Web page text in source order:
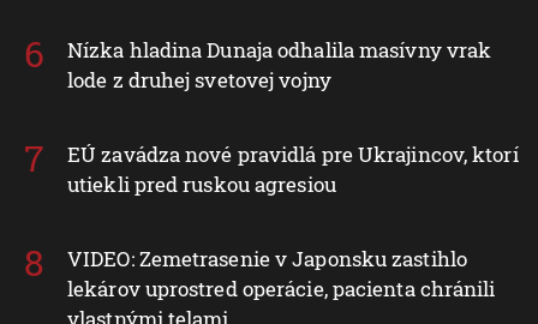
Nízka hladina Dunaja odhalila masívny vrak
lode z druhej svetovej vojny
EÚ zavádza nové pravidlá pre Ukrajincov, ktorí
utiekli pred ruskou agresiou
VIDEO: Zemetrasenie v Japonsku zastihlo
lekárov uprostred operácie, pacienta chránili
vlastnými telami